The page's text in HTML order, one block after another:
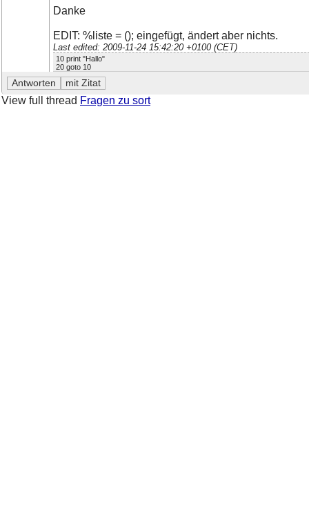
Danke
EDIT: %liste = (); eingefügt, ändert aber nichts.
Last edited: 2009-11-24 15:42:20 +0100 (CET)
10 print "Hallo"
20 goto 10
View full thread Fragen zu sort